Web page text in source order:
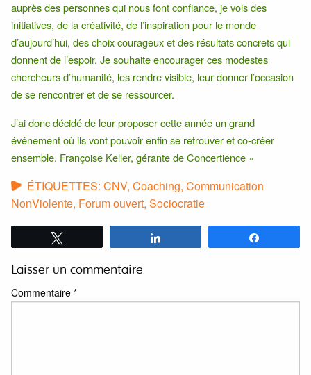
auprès des personnes qui nous font confiance, je vois des
initiatives, de la créativité, de l’inspiration pour le monde
d’aujourd’hui, des choix courageux et des résultats concrets qui
donnent de l’espoir. Je souhaite encourager ces modestes
chercheurs d’humanité, les rendre visible, leur donner l’occasion
de se rencontrer et de se ressourcer.
J’ai donc décidé de leur proposer cette année un grand
événement où ils vont pouvoir enfin se retrouver et co-créer
ensemble. Françoise Keller, gérante de Concertience »
ÉTIQUETTES: CNV, Coaching, Communication
NonViolente, Forum ouvert, Sociocratie
Laisser un commentaire
Commentaire *